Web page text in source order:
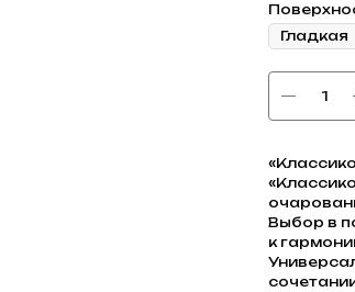
Выбор в
к